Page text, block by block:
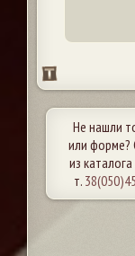
Не нашли
или форме?
из каталога
т.